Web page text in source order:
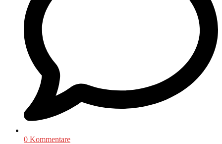
0 Kommentare